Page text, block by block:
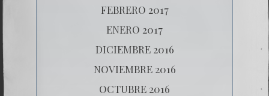
FEBRERO 2017
ENERO 2017
DICIEMBRE 2016
NOVIEMBRE 2016
OCTUBRE 2016